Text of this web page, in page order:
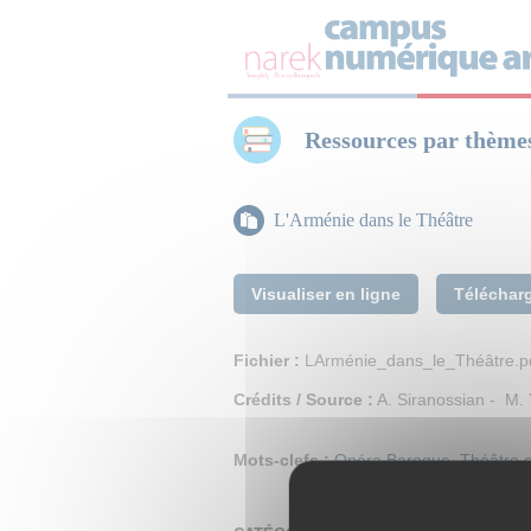
Ressources par
L'Arménie dans le Théâtre
Visualiser en ligne
Fichier :
Crédits / Source : A. Siranossian - M.
Mots-clefs : Opéra Baroque,Théâtre